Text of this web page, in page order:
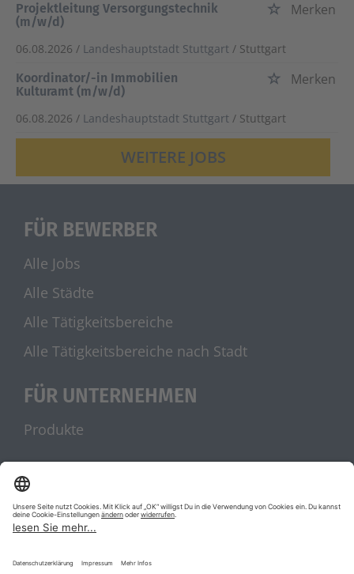
Projektleitung Versorgungstechnik
(m/w/d)
Merken
06.08.2026 / Landeshauptstadt Stuttgart / Stuttgart
Koordinator/-in Immobilien
Kulturamt (m/w/d)
Merken
06.08.2026 / Landeshauptstadt Stuttgart / Stuttgart
WEITERE JOBS
FÜR BEWERBER
Alle Jobs
Alle Städte
Alle Tätigkeitsbereiche
Alle Tätigkeitsbereiche nach Stadt
FÜR UNTERNEHMEN
Produkte
UNSERE PARTNER
stellenanzeigen.de
Jobblitz.de